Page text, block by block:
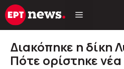
Μετάβαση
σε
Διακόπηκε η δίκη
Πότε ορίστηκε